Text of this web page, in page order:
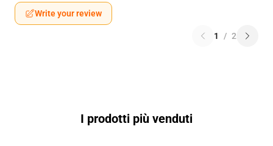
Write your review
1 / 2
I prodotti più venduti